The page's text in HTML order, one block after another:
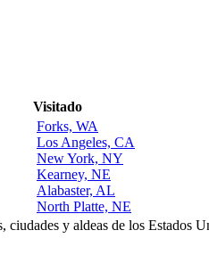
Visitado
Forks, WA
Los Angeles, CA
New York, NY
Kearney, NE
Alabaster, AL
North Platte, NE
y aldeas de los Estados